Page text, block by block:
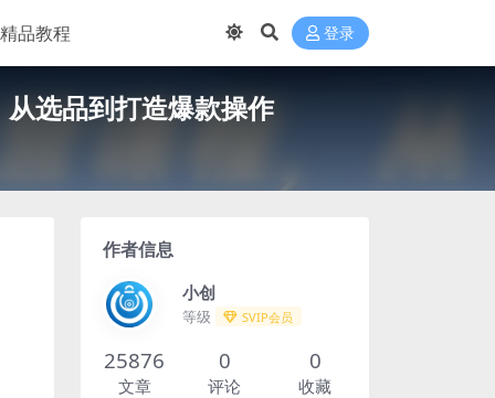
精品教程 登录
选品到打造爆款操作
作者信息
小创
等级 SVIP会员
25876
文章
0
评论
0
收藏